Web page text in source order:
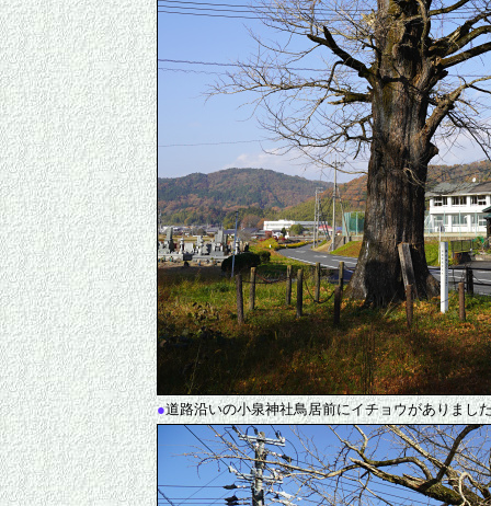
●道路沿いの小泉神社鳥居前にイチョウがありまし